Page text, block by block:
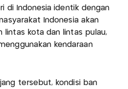
di Indonesia identik dengan
Indonesia akan
lintas kota dan lintas pulau,
kendaraan
tersebut, kondisi ban